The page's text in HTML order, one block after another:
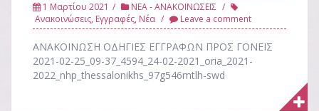
1 Μαρτίου 2021
ΝΕΑ - ΑΝΑΚΟΙΝΩΣΕΙΣ
Ανακοινώσεις, Εγγραφές, Νέα Leave a comment
ΑΝΑΚΟΙΝΩΣΗ ΟΔΗΓΙΕΣ ΕΓΓΡΑΦΩΝ ΠΡΟΣ ΓΟΝΕΙΣ
2021-02-25_09-37_4594_24-02-2021_oria_2021-
2022_nhp_thessalonikhs_97g546mtlh-swd